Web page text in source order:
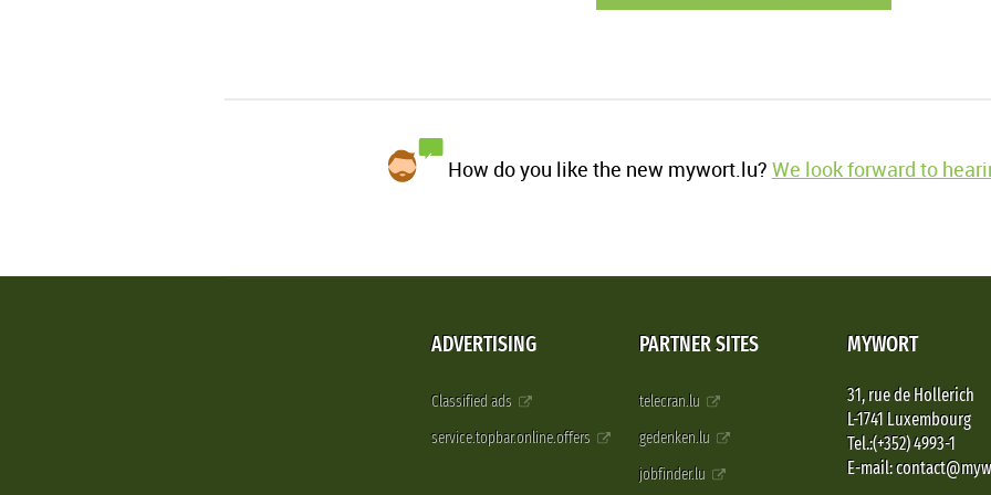
How do you like the new mywort.lu? We look forward to
ADVERTISING
Classified ads
service.topbar.online.offers
PARTNER SITES
telecran.lu
gedenken.lu
jobfinder.lu
MYWORT
31, rue de Hollerich
L-1741 Luxembourg
Tel.:(+352) 4993-1
E-mail: